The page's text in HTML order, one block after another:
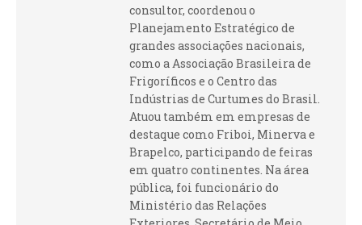
consultor, coordenou o
Planejamento Estratégico de
grandes associações nacionais,
como a Associação Brasileira de
Frigoríficos e o Centro das
Indústrias de Curtumes do Brasil.
Atuou também em empresas de
destaque como Friboi, Minerva e
Brapelco, participando de feiras
em quatro continentes. Na área
pública, foi funcionário do
Ministério das Relações